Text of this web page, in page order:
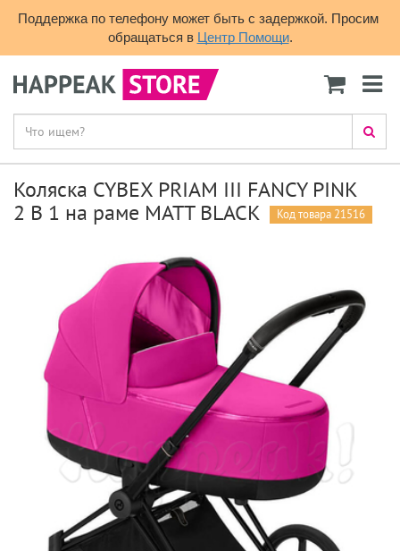
Поддержка по телефону может быть с задержкой. Просим
обращаться в Центр Помощи.
Коляска CYBEX PRIAM III FANCY PINK
2 В 1 на раме MATT BLACK
Код товара 21516